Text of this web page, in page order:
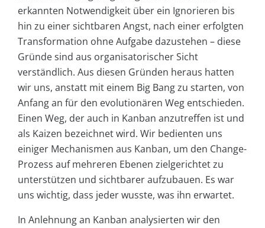
erkannten Notwendigkeit über ein Ignorieren bis
hin zu einer sichtbaren Angst, nach einer erfolgten
Transformation ohne Aufgabe dazustehen – diese
Gründe sind aus organisatorischer Sicht
verständlich. Aus diesen Gründen heraus hatten
wir uns, anstatt mit einem Big Bang zu starten, von
Anfang an für den evolutionären Weg entschieden.
Einen Weg, der auch in Kanban anzutreffen ist und
als Kaizen bezeichnet wird. Wir bedienten uns
einiger Mechanismen aus Kanban, um den Change-
Prozess auf mehreren Ebenen zielgerichtet zu
unterstützen und sichtbarer aufzubauen. Es war
uns wichtig, dass jeder wusste, was ihn erwartet.
In Anlehnung an Kanban analysierten wir den